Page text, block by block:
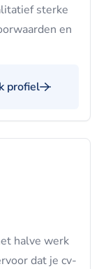
sterke
en
profiel
halve werk
dat je cv-